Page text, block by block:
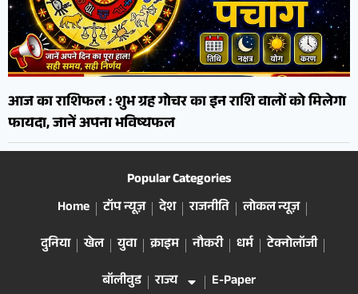
आज का राशिफल : शुभ ग्रह गोचर का इन राशि वालों को मिलेगा
फायदा, जानें अपना भविष्यफल
Popular Categories
Home
टॉप न्यूज़ देश राजनीति
लोकल न्यूज़
दुनिया
खेल युवा क्राइम नौकरी धर्म
टेक्नोलॉजी
बॉलीवुड
राज्य E-Paper